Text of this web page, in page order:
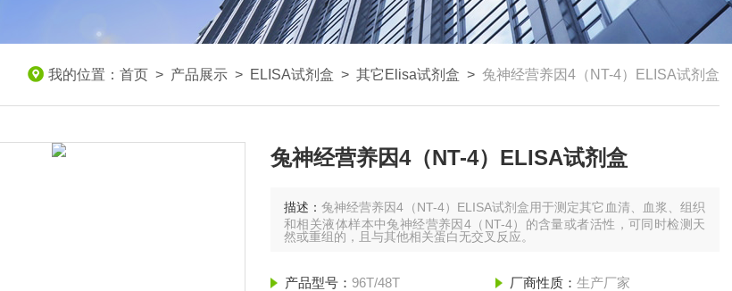
我的位置： 首页 > 产品展示 > ELISA试剂盒 > 其它Elisa试剂盒 > 兔神经营养因4（NT-4）ELISA试剂盒
兔神经营养因4（NT-4）ELISA试剂盒
描述：兔神经营养因4（NT-4）ELISA试剂盒用于测定其它血清、血浆、组织
和相关液体样本中兔神经营养因4（NT-4）的含量或者活性，可同时检测天
然或重组的，且与其他相关蛋白无交叉反应。
产品型号： 96T/48T 厂商性质： 生产厂家